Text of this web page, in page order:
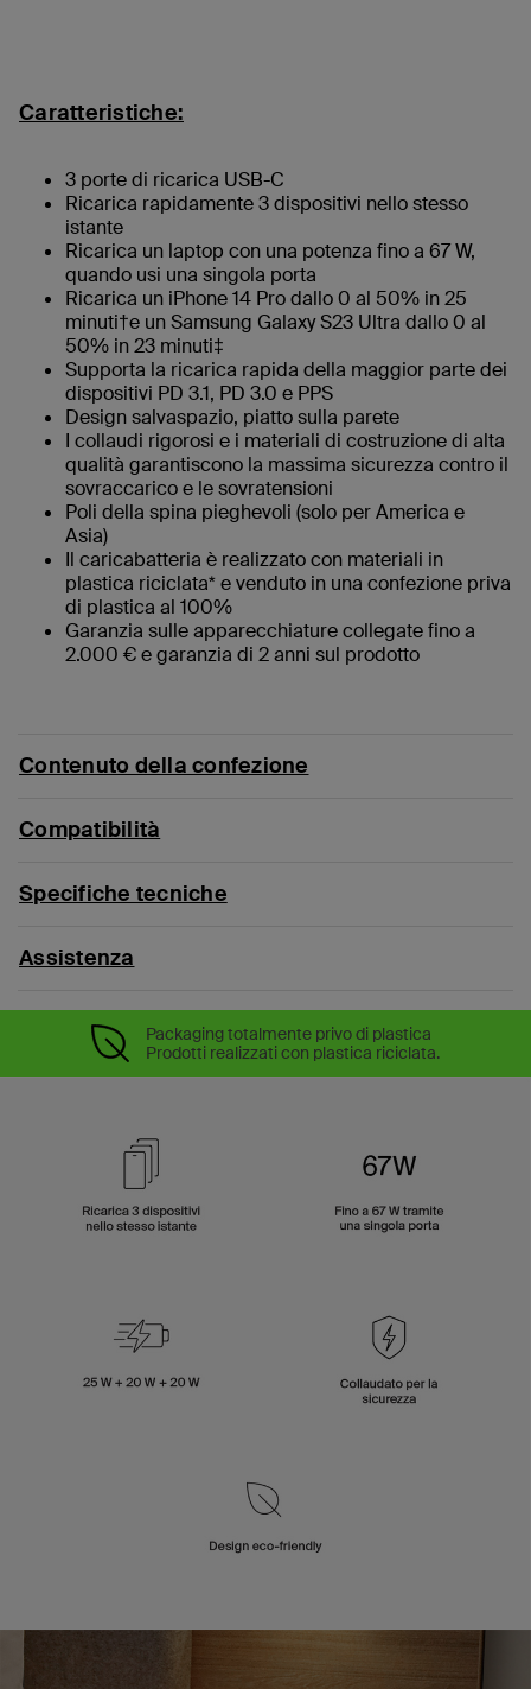
Caratteristiche:
3 porte di ricarica USB-C
Ricarica rapidamente 3 dispositivi nello stesso
istante
Ricarica un laptop con una potenza fino a 67 W,
quando usi una singola porta
Ricarica un iPhone 14 Pro dallo 0 al 50% in 25
minuti†e un Samsung Galaxy S23 Ultra dallo 0 al
50% in 23 minuti‡
Supporta la ricarica rapida della maggior parte dei
dispositivi PD 3.1, PD 3.0 e PPS
Design salvaspazio, piatto sulla parete
I collaudi rigorosi e i materiali di costruzione di alta
qualità garantiscono la massima sicurezza contro il
sovraccarico e le sovratensioni
Poli della spina pieghevoli (solo per America e
Asia)
Il caricabatteria è realizzato con materiali in
plastica riciclata* e venduto in una confezione priva
di plastica al 100%
Garanzia sulle apparecchiature collegate fino a
2.000 € e garanzia di 2 anni sul prodotto
Contenuto della confezione
Compatibilità
Specifiche tecniche
Assistenza
Packaging totalmente privo di plastica
Prodotti realizzati con plastica riciclata.